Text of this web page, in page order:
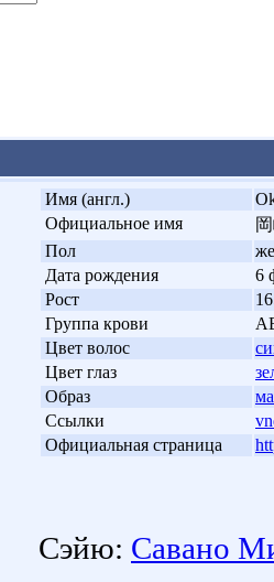
Имя (англ.)
Официальное имя
Пол
Дата рождения
6
Рост
Группа крови
Цвет волос
Цвет глаз
Образ
Ссылки
Официальная страница
Сэйю: Савано